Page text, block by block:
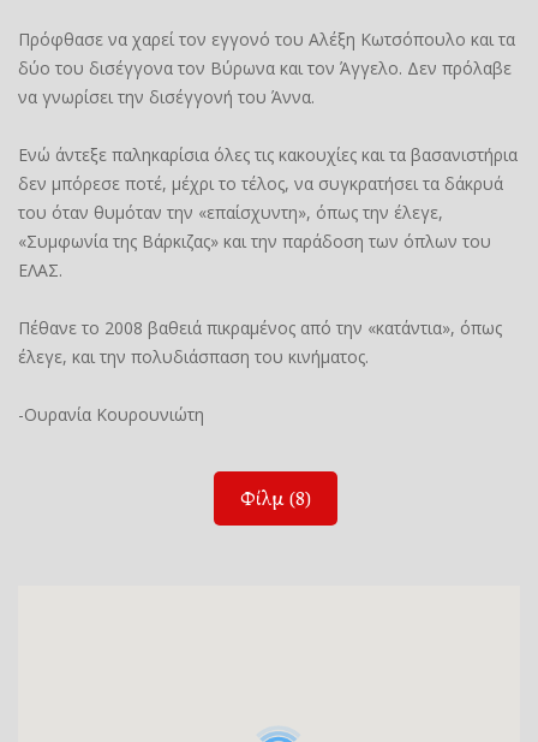
Πρόφθασε να χαρεί τον εγγονό του Αλέξη Κωτσόπουλο και τα
δύο του δισέγγονα τον Βύρωνα και τον Άγγελο. Δεν πρόλαβε
να γνωρίσει την δισέγγονή του Άννα.
Ενώ άντεξε παληκαρίσια όλες τις κακουχίες και τα βασανιστήρια
δεν μπόρεσε ποτέ, μέχρι το τέλος, να συγκρατήσει τα δάκρυά
του όταν θυμόταν την «επαίσχυντη», όπως την έλεγε,
«Συμφωνία της Βάρκιζας» και την παράδοση των όπλων του
ΕΛΑΣ.
Πέθανε το 2008 βαθειά πικραμένος από την «κατάντια», όπως
έλεγε, και την πολυδιάσπαση του κινήματος.
-Ουρανία Κουρουνιώτη
Φίλμ (8)